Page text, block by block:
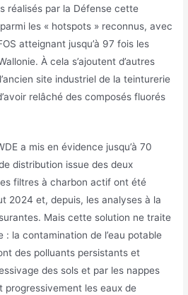
réalisés par la Défense cette
les « hotspots » reconnus, avec
atteignant jusqu’à 97 fois les
À cela s’ajoutent d’autres
site industriel de la teinturerie
relâché des composés fluorés
a mis en évidence jusqu’à 70
distribution issue des deux
filtres à charbon actif ont été
2024 et, depuis, les analyses à la
Mais cette solution ne traite
: la contamination de l’eau potable
des polluants persistants et
des sols et par les nappes
progressivement les eaux de